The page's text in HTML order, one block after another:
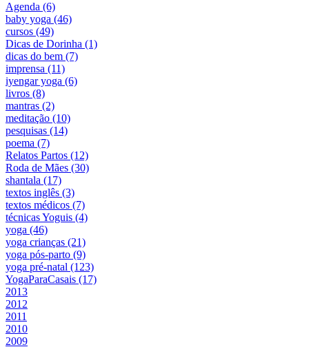
Agenda (6)
baby yoga (46)
cursos (49)
Dicas de Dorinha (1)
dicas do bem (7)
imprensa (11)
iyengar yoga (6)
livros (8)
mantras (2)
meditação (10)
pesquisas (14)
poema (7)
Relatos Partos (12)
Roda de Mães (30)
shantala (17)
textos inglês (3)
textos médicos (7)
técnicas Yoguis (4)
yoga (46)
yoga crianças (21)
yoga pós-parto (9)
yoga pré-natal (123)
YogaParaCasais (17)
2013
2012
2011
2010
2009